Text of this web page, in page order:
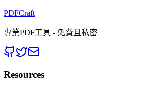
PDFCraft
專業PDF工具 - 免費且私密
Resources